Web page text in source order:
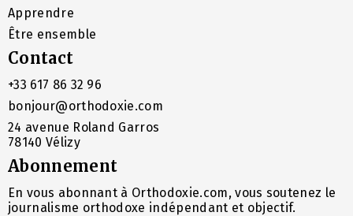
Apprendre
Être ensemble
Contact
+33 617 86 32 96
bonjour@orthodoxie.com
24 avenue Roland Garros
78140 Vélizy
Abonnement
En vous abonnant à Orthodoxie.com, vous soutenez le
journalisme orthodoxe indépendant et objectif.